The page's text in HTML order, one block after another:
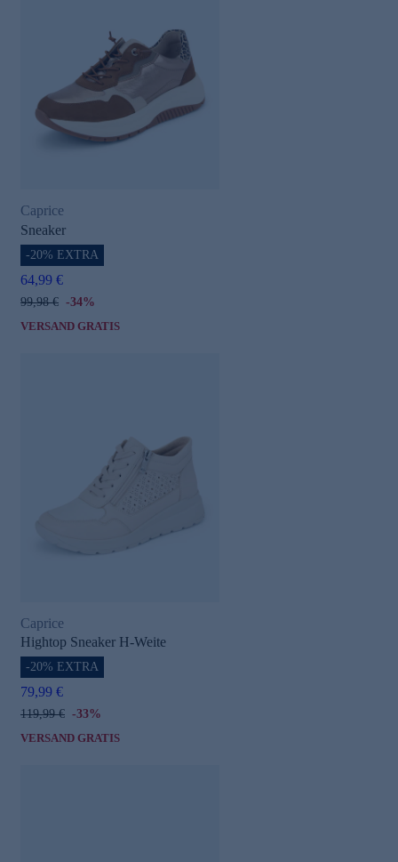
Caprice
Sneaker
-20% EXTRA
64,99 €
99,98 € -34%
VERSAND GRATIS
Caprice
Hightop Sneaker H-Weite
-20% EXTRA
79,99 €
119,99 € -33%
VERSAND GRATIS